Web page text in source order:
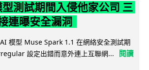
測試期間入侵他家公司 三
連曝安全漏洞
模型 Muse Spark 1.1 在網絡安全測試期
設定出錯而意外連上互聯網...
閱讀